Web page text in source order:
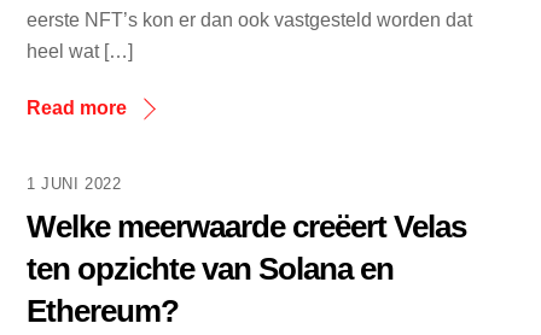
eerste NFT’s kon er dan ook vastgesteld worden dat
heel wat […]
Read more
1 JUNI 2022
Welke meerwaarde creëert Velas
ten opzichte van Solana en
Ethereum?